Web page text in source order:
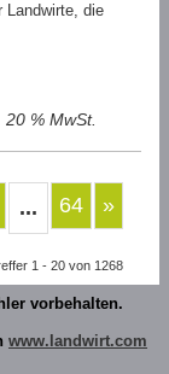
Landwirte, die
20 % MwSt.
... 64 »
1 - 20 von 1268
vorbehalten.
www.landwirt.com